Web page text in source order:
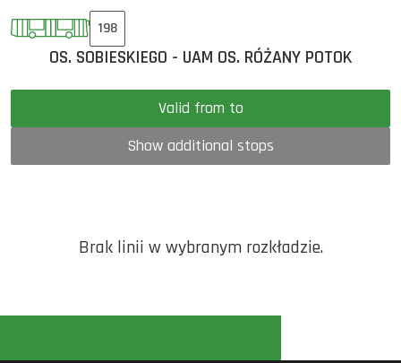
198
OS. SOBIESKIEGO - UAM OS. RÓŻANY POTOK
Valid from to
Show additional stops
Brak linii w wybranym rozkładzie.